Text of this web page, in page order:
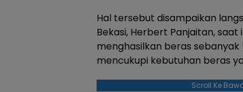
Hal tersebut disampaikan
Bekasi, Herbert Panjaitan,
menghasilkan beras
mencukupi kebutuhan beras
Scroll Ke